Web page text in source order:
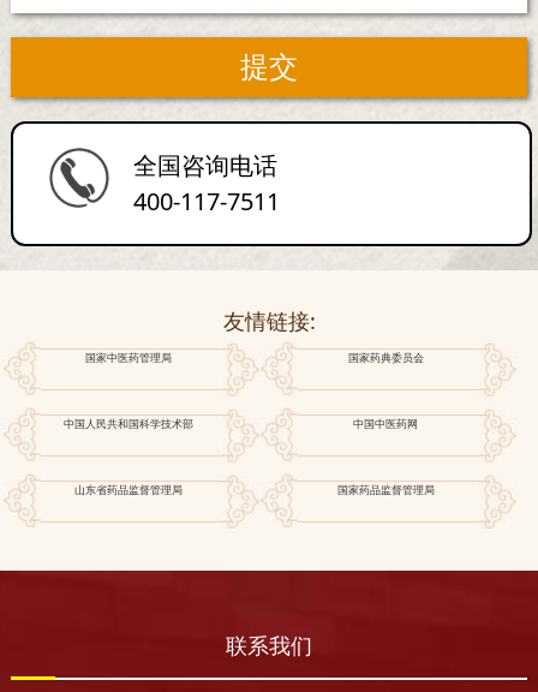
全国咨询电话
400-117-7511
友情链接:
国家中医药管理局 国家药典委员会
中国人民共和国科学技术部 中国中医药网
山东省药品监督管理局 国家药品监督管理局
联系我们